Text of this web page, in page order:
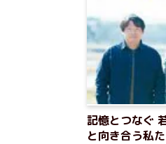
記憶とつなぐ
と向き合う私